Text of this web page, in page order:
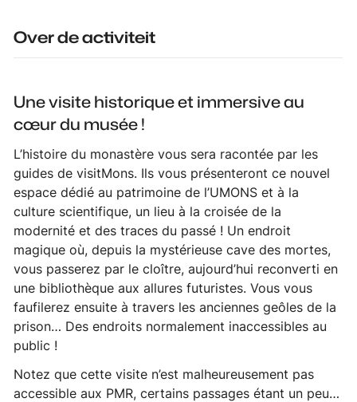
Over de activiteit
Une visite historique et immersive au
cœur du musée !
L’histoire du monastère vous sera racontée par les
guides de visitMons. Ils vous présenteront ce nouvel
espace dédié au patrimoine de l’UMONS et à la
culture scientifique, un lieu à la croisée de la
modernité et des traces du passé ! Un endroit
magique où, depuis la mystérieusecave des mortes,
vous passerez par le cloître, aujourd’hui reconverti en
une bibliothèque aux allures futuristes. Vous vous
faufilerez ensuite à travers les anciennes geôles de la
prison… Des endroits normalement inaccessibles au
public !
Notez que cette visite n’est malheureusement pas
accessible aux PMR, certains passages étant un peu…